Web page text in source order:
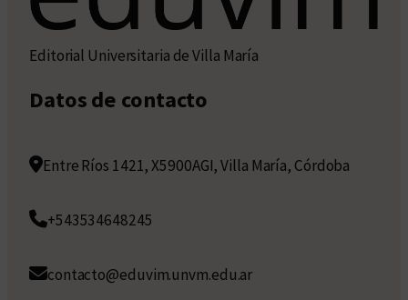
Editorial Universitaria de Villa María
Datos de contacto
Entre Ríos 1421, X5900AGI, Villa María, Córdoba
+543534648245
contacto@eduvim.unvm.edu.ar